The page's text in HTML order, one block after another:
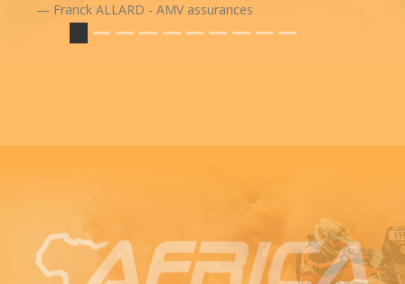
Franck ALLARD - AMV assurances